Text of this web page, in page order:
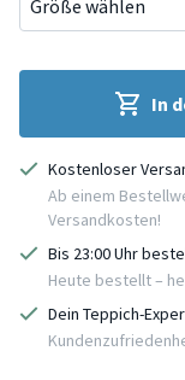
In
Kostenloser
Ab einem
Versandkosten!
Bis 23:00 Uhr
Heute bestellt –
Dein Teppich-